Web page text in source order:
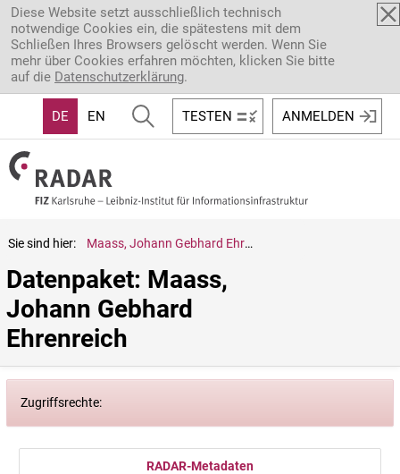
Direkt zum Inhalt
Diese Website setzt ausschließlich technisch
notwendige Cookies ein, die spätestens mit dem
Schließen Ihres Browsers gelöscht werden. Wenn Sie
mehr über Cookies erfahren möchten, klicken Sie bitte
auf die Datenschutzerklärung.
DE EN TESTEN ANMELDEN
Sie sind hier: Maass, Johann Gebhard Ehrenreich
Datenpaket: Maass,
Johann Gebhard
Ehrenreich
Zugriffsrechte:
RADAR-Metadaten